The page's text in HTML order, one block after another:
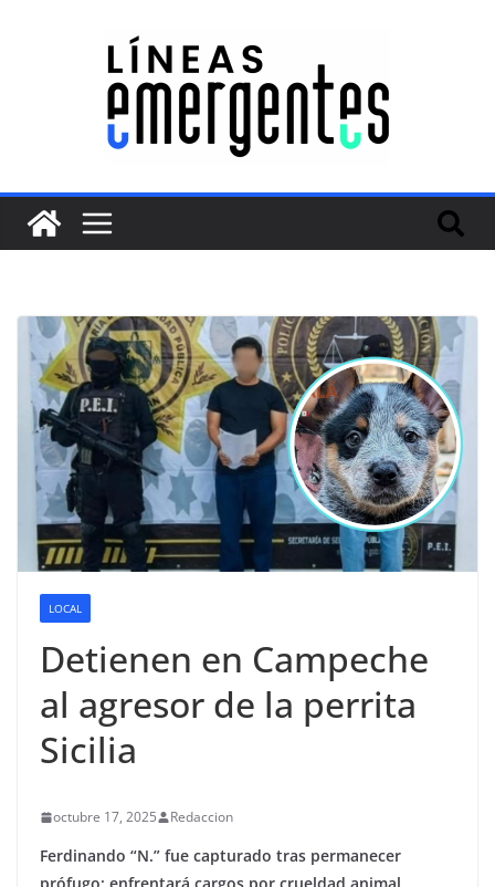
LOCAL
Detienen en Campeche
al agresor de la perrita
Sicilia
octubre 17, 2025 Redaccion
Ferdinando “N.” fue capturado tras permanecer